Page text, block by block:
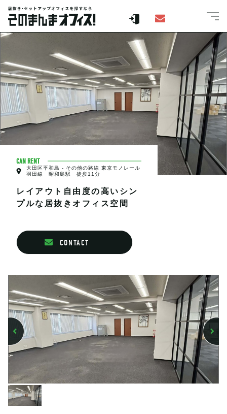
CAN RENT
大田区平和島 - その他の路線 東京モノレール
羽田線 昭和島駅 徒歩11分
レイアウト自由度の高いシン
プルな居抜きオフィス空間
CONTACT